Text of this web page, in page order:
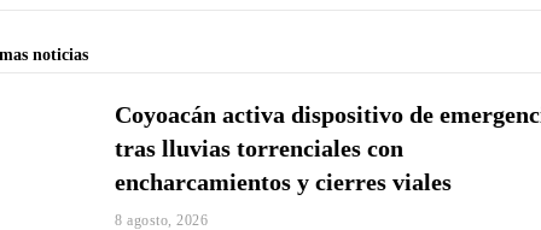
noticias
Coyoacán activa dispositivo de
tras lluvias torrenciales con
encharcamientos y cierres viales
8 agosto, 2026